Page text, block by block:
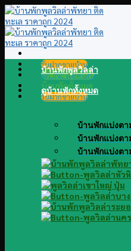
Skip
to
content
รับฝากขายบ้าน
@LINE แอดไลน์
บ้านพักทั้งหมด
รับฝากขายบ้าน
บ้านพักพูลวิลล่า
ดูบ้านพักทั้งหมด
บ้านพักแบ่งต
บ้านพักแบ่งต
บ้านพักแบ่งต